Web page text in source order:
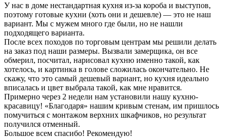
У нас в доме нестандартная кухня из-за короба и выступов,
поэтому готовые кухни (хоть они и дешевле) — это не наш
вариант. Мы с мужем много где были, но не нашли
подходящего варианта.
После всех походов по торговым центрам мы решили делать
на заказ под наши размеры. Вызвали замерщика, он все
обмерил, посчитал, нарисовал кухню именно такой, как
хотелось, и картинка в голове сложилась окончательно. Не
скажу, что это самый дешевый вариант, но кухня идеально
вписалась и цвет выбрала такой, как мне нравится.
Примерно через 2 недели нам установили нашу кухню-
красавицу! «Благодаря» нашим кривым стенам, им пришлось
помучиться с монтажом верхних шкафчиков, но результат
получился отменный.
Большое всем спасибо! Рекомендую!